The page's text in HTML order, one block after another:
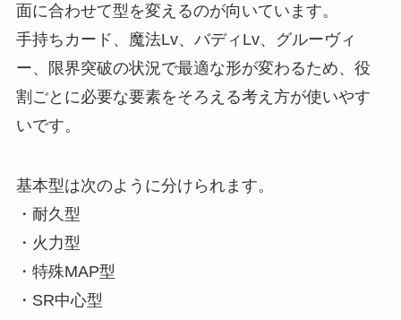
面に合わせて型を変えるのが向いています。
手持ちカード、魔法Lv、バディLv、グルーヴィ
ー、限界突破の状況で最適な形が変わるため、役
割ごとに必要な要素をそろえる考え方が使いやす
いです。
基本型は次のように分けられます。
・耐久型
・火力型
・特殊MAP型
・SR中心型